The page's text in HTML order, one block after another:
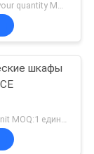
шкафы
$59.3-$65.9/unit MOQ:1 единицы